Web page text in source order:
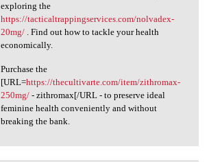
exploring the
https://tacticaltrappingservices.com/nolvadex-
20mg/. Find out how to tackle your health
economically.
Purchase the
[URL=https://thecultivarte.com/item/zithromax-
250mg/- zithromax[/URL - to preserve ideal
feminine health conveniently and without
breaking the bank.